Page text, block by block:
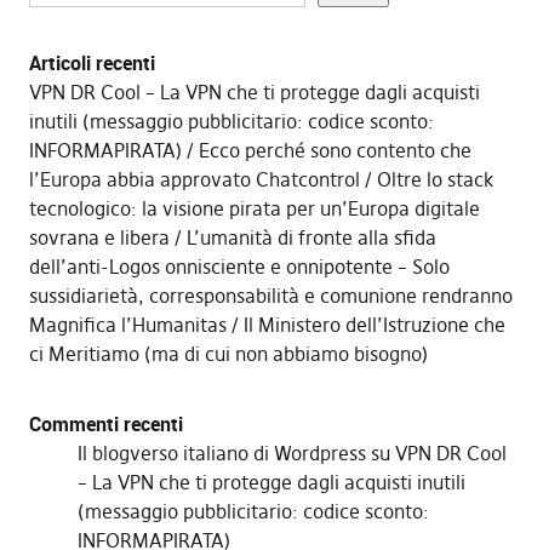
Articoli recenti
VPN DR Cool – La VPN che ti protegge dagli acquisti
inutili (messaggio pubblicitario: codice sconto:
INFORMAPIRATA)
Ecco perché sono contento che
l’Europa abbia approvato Chatcontrol
Oltre lo stack
tecnologico: la visione pirata per un’Europa digitale
sovrana e libera
L’umanità di fronte alla sfida
dell’anti-Logos onnisciente e onnipotente – Solo
sussidiarietà, corresponsabilità e comunione rendranno
Magnifica l’Humanitas
Il Ministero dell’Istruzione che
ci Meritiamo (ma di cui non abbiamo bisogno)
Commenti recenti
Il blogverso italiano di Wordpresssu VPN DR Cool
– La VPN che ti protegge dagli acquisti inutili
(messaggio pubblicitario: codice sconto:
INFORMAPIRATA)